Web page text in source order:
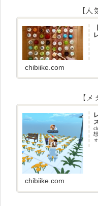
【
chibiike.com
【
chibiike.com